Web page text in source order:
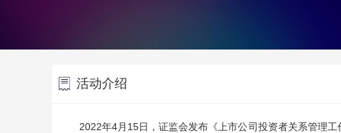
活动介绍
2022年4月15日，证监会发布《上市公司投资者关系管理工